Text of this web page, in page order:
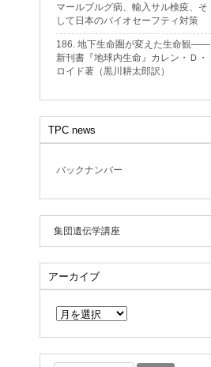
マールブルグ病、輸入サル検疫、そ
して日本のバイオセーフティ対策
186. 地下生命圏が変えた生命観——
新刊書『地球内生命』カレン・Ｄ・
ロイド著（黒川耕太郎訳）
TPC news
バックナンバー
集団遺伝学講座
アーカイブ
イ
ブ